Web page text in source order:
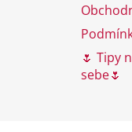
🌷 Tipy
sebe🌷